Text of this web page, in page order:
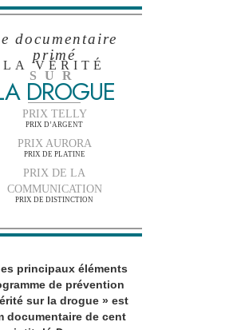
documentaire
primé
LA VÉRITÉ
SUR
DROGUE
PRIX TELLY
PRIX D’ARGENT
PRIX AURORA
PRIX DE PLATINE
PRIX DE LA
COMMUNICATION
PRIX DE DISTINCTION
principaux éléments
de prévention
sur la drogue » est
documentaire de cent